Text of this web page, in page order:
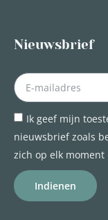
Nieuwsbrief
Ik geef mijn
nieuwsbrief zoals
zich op elk
Indienen